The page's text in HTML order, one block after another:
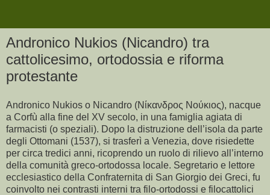
Andronico Nukios (Nicandro) tra
cattolicesimo, ortodossia e riforma
protestante
Andronico Nukios o Nicandro (Νίκανδρος Νούκιος), nacque
a Corfù alla fine del XV secolo, in una famiglia agiata di
farmacisti (o speziali). Dopo la distruzione dell’isola da parte
degli Ottomani (1537), si trasferì a Venezia, dove risiedette
per circa tredici anni, ricoprendo un ruolo di rilievo all’interno
della comunità greco-ortodossa locale. Segretario e lettore
ecclesiastico della Confraternita di San Giorgio dei Greci, fu
coinvolto nei contrasti interni tra filo-ortodossi e filocattolici